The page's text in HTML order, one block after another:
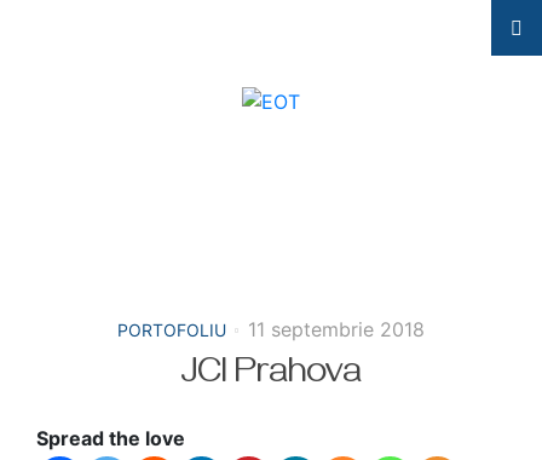
PORTOFOLIU 11 septembrie 2018
JCI Prahova
Spread the love